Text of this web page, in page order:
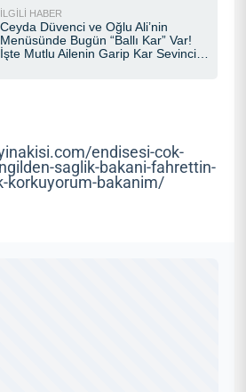
endisesi-cok-
saglik-bakani-fahrettin-
korkuyorum-bakanim/